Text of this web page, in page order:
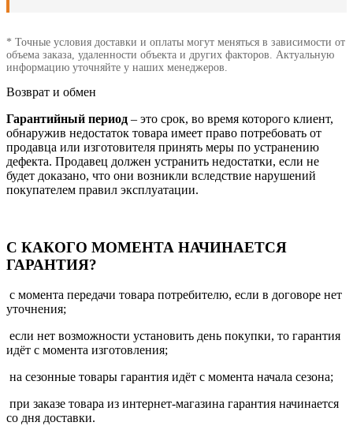
* Точные условия доставки и оплаты могут меняться в зависимости от
объема заказа, удаленности объекта и других факторов. Актуальную
информацию уточняйте у наших менеджеров.
Возврат и обмен
Гарантийный период – это срок, во время которого клиент,
обнаружив недостаток товара имеет право потребовать от
продавца или изготовителя принять меры по устранению
дефекта. Продавец должен устранить недостатки, если не
будет доказано, что они возникли вследствие нарушений
покупателем правил эксплуатации.
С КАКОГО МОМЕНТА НАЧИНАЕТСЯ
ГАРАНТИЯ?
с момента передачи товара потребителю, если в договоре нет
уточнения;
если нет возможности установить день покупки, то гарантия
идёт с момента изготовления;
на сезонные товары гарантия идёт с момента начала сезона;
при заказе товара из интернет-магазина гарантия начинается
со дня доставки.